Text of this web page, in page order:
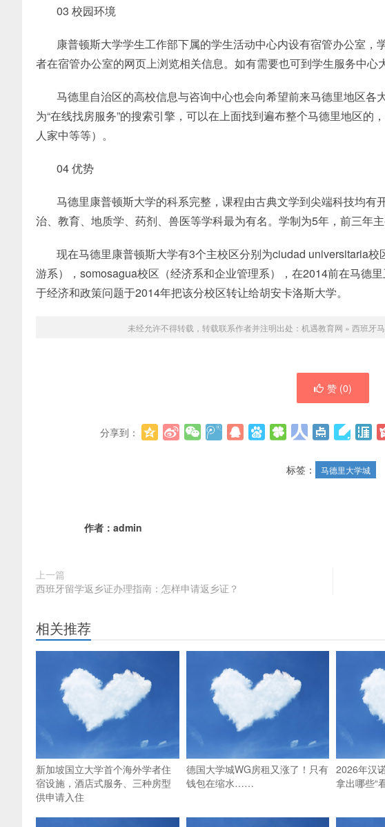
03 校园环境
康普顿斯大学学生工作部下属的学生活动中心内设有宿管办公室
者在宿管办公室的网页上浏览相关信息。如有需要也可到学生服务中心
马德里自治区的高校信息与咨询中心也会向希望前来马德里地区各
为“在线找房服务”的搜索引擎，可以在上面找到遍布整个马德里地区
人家中等等）。
04 优势
马德里康普顿斯大学的科系完整，课程由古典文学到尖端科技均有
治、教育、地质学、药剂、兽医等学科最为有名。学制为5年，前三年
现在马德里康普顿斯大学有3个主校区分别为ciudad universitaria
游系），somosagua校区（经济系和企业管理系），在2014前在马德
于经济和政策问题于2014年把该分校区转让给胡安卡洛斯大学。
未经允许不得转载，转载联系作者并注明出处： 机遇教育网 » 西班牙
赞 (0)
分享到：
标签： 马德里大学城
作者： admin
上一篇
西班牙留学返乡证办理指南：怎样申请返乡证？
相关推荐
新加坡国立大学首个海外学者住
宿设施，酒店式服务、三种房型
供申请入住
德国大学城WG房租又涨了！只有
钱包在缩水……
2026年汉
拿出哪些“